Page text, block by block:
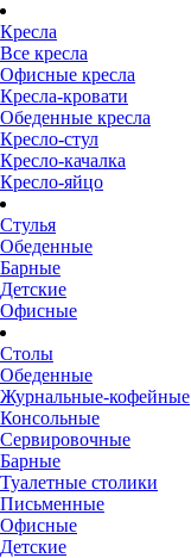
Кресла
Все кресла
Офисные кресла
Кресла-кровати
Обеденные кресла
Кресло-стул
Кресло-качалка
Кресло-яйцо
Стулья
Обеденные
Барные
Детские
Офисные
Столы
Обеденные
Журнальные-кофейные
Консольные
Сервировочные
Барные
Туалетные столики
Письменные
Офисные
Детские